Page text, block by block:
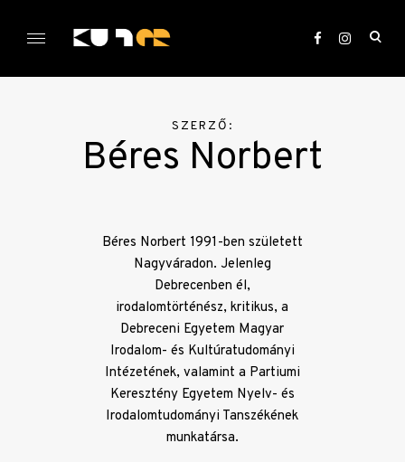
KULTer.hu
SZERZŐ:
Béres Norbert
Béres Norbert 1991-ben született
Nagyváradon. Jelenleg
Debrecenben él,
irodalomtörténész, kritikus, a
Debreceni Egyetem Magyar
Irodalom- és Kultúratudományi
Intézetének, valamint a Partiumi
Keresztény Egyetem Nyelv- és
Irodalomtudományi Tanszékének
munkatársa.